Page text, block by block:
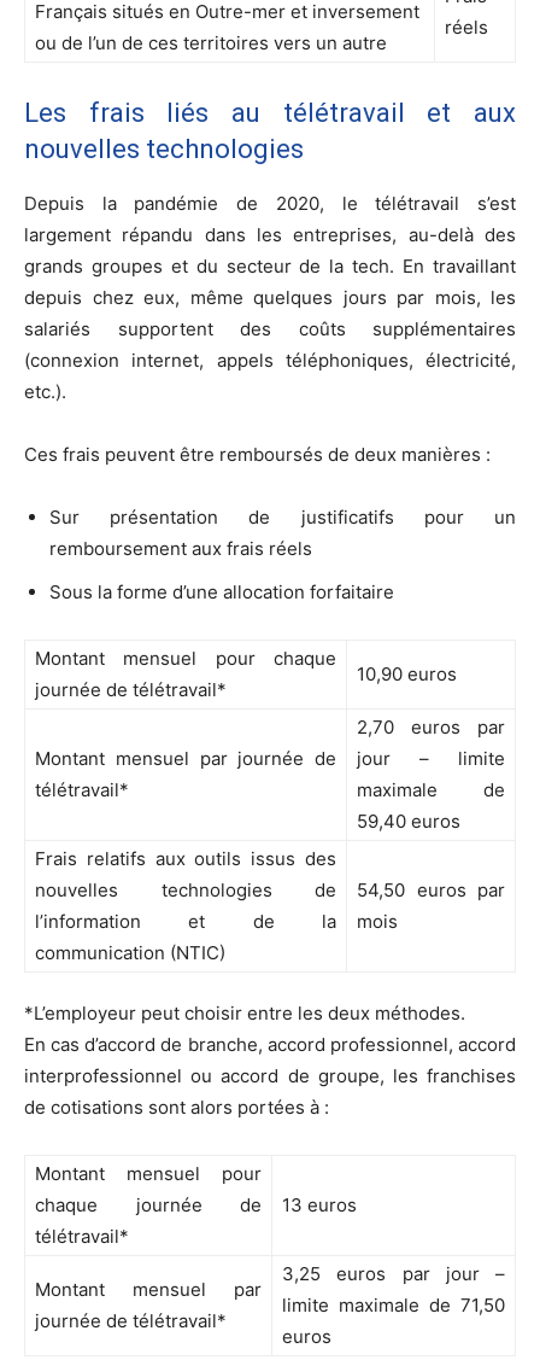
Français situés en Outre-mer et inversement
ou de l’un de ces territoires vers un autre
réels
Les frais liés au télétravail et aux
nouvelles technologies
Depuis la pandémie de 2020, le télétravail s’est
largement répandu dans les entreprises, au-delà des
grands groupes et du secteur de la tech. En travaillant
depuis chez eux, même quelques jours par mois, les
salariés supportent des coûts supplémentaires
(connexion internet, appels téléphoniques, électricité,
etc.).
Ces frais peuvent être remboursés de deux manières :
Sur présentation de justificatifs pour un
remboursement aux frais réels
Sous la forme d’une allocation forfaitaire
Montant mensuel pour chaque
journée de télétravail*
10,90 euros
Montant mensuel par journée de
télétravail*
2,70 euros par
jour – limite
maximale de
59,40 euros
Frais relatifs aux outils issus des
nouvelles technologies de
l’information et de la
communication (NTIC)
54,50 euros par
mois
*L’employeur peut choisir entre les deux méthodes.
En cas d’accord de branche, accord professionnel, accord
interprofessionnel ou accord de groupe, les franchises
de cotisations sont alors portées à :
Montant mensuel pour
chaque journée de
télétravail*
13 euros
Montant mensuel par
journée de télétravail*
3,25 euros par jour –
limite maximale de 71,50
euros